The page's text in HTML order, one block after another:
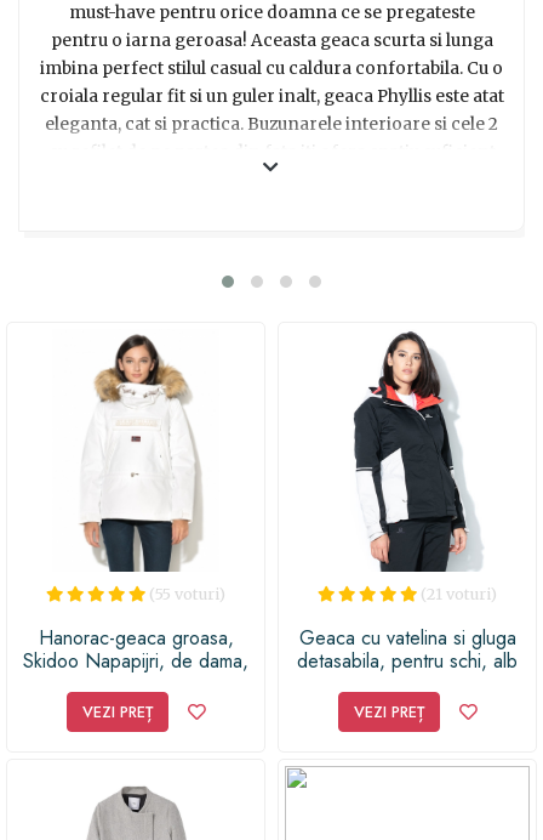
must-have pentru orice doamna ce se pregateste
pentru o iarna geroasa! Aceasta geaca scurta si lunga
imbina perfect stilul casual cu caldura confortabila. Cu o
croiala regular fit si un guler inalt, geaca Phyllis este atat
eleganta, cat si practica. Buzunarele interioare si cele 2
cu refilet de pe partea din fata iti ofera spatiu suficient
si inchidere cu fermoar, geaca Phyllis te va tine
acesteia nu doar ca arata bine, dar asigura si o izolare
termica de invidiat. Compozitia din 50% puf si 50%
pene iti garanteaza caldura optima, chiar si in cele mai
reci zile de iarna. Cu un design minimalist, Phyllis este
versatila si se potriveste perfect cu orice tinuta. Cu logo-
ul nostru distinctiv pe maneca, vei avea mereu un
aspect deosebit. Alege Phyllis, geaca cu umplutura de
puf alba, pentru a-ti infrumuseta iarna si a-i oferi cuiva
(55 voturi)
Hanorac-geaca groasa,
Skidoo Napapijri, de dama,
VEZI PREȚ
(21 voturi)
Geaca cu vatelina si gluga
detasabila, pentru schi, alb
VEZI PREȚ